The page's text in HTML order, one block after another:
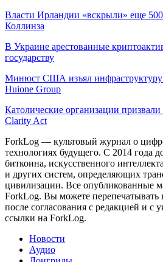
Власти Ирландии «вскрыли» еще
Коллинза
В Украине арестованные
государству
Минюст США изъял инфраструктуру
Huione Group
Католические организации призвали
Clarity Act
ForkLog — культовый журнал о
технологиях будущего. С 2014 года
биткоина, искусственного
и других систем, определяющих
цивилизации. Все опубликованные
ForkLog. Вы можете перепечатывать
после согласования с редакцией и с
ссылки на ForkLog.
Новости
Аудио